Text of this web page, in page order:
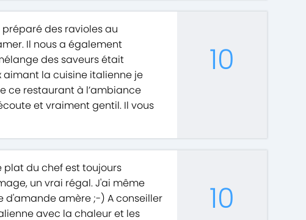
des ravioles au
Il nous a également
des saveurs était
aimant la cuisine italienne je
ce restaurant à l’ambiance
et vraiment gentil. Il vous
10
plat du chef est toujours
un vrai régal. J'ai même
amère ;-) A conseiller
avec la chaleur et les
10